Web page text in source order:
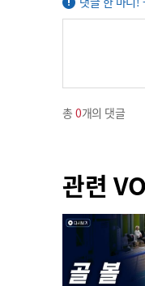
총0개의 댓글
관련